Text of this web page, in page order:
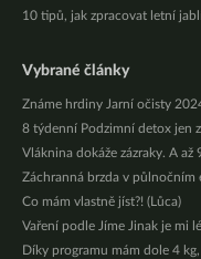
10 tipů, jak zpracovat letní
Vybrané články
Známe hrdiny Jarní očisty
8 týdenní Podzimní detox jen
Vláknina dokáže zázraky. A až
Záchranná brzda v půlnočním
Co mám vlastně jíst?! (Lůca)
Vaření podle Jíme Jinak je mi
Díky programu mám dole 4